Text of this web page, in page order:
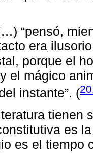
“pensó,
era
porque el
el mágico
instante”. (
tienen
es
es el tiempo